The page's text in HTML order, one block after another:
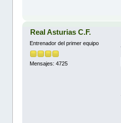
Real Asturias C.F.
Entrenador del primer equipo
Mensajes: 4725